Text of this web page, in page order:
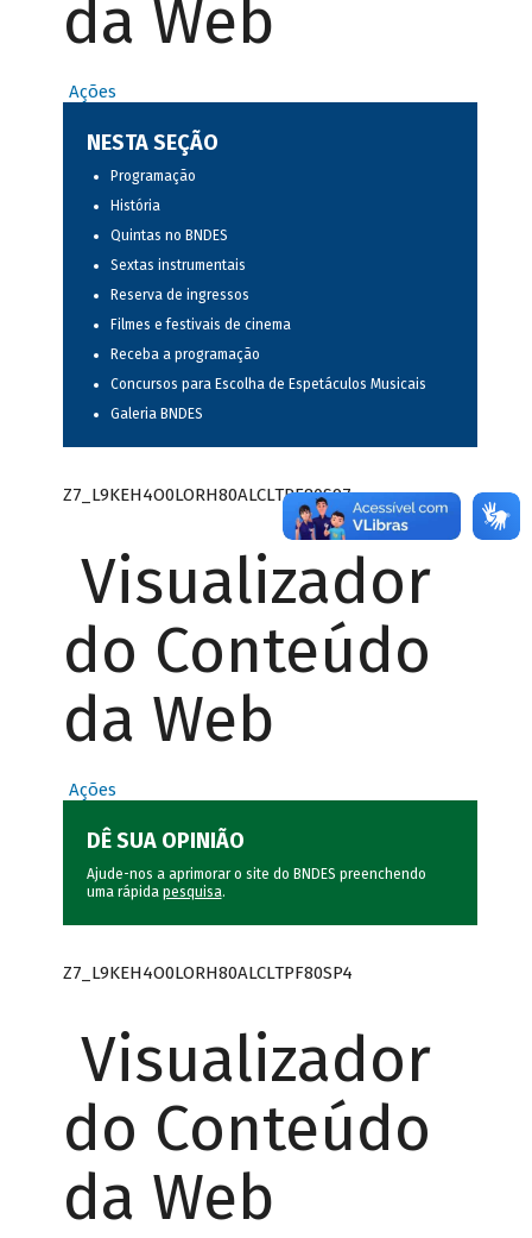
da Web
Ações
NESTA SEÇÃO
Programação
História
Quintas no BNDES
Sextas instrumentais
Reserva de ingressos
Filmes e festivais de cinema
Receba a programação
Concursos para Escolha de Espetáculos Musicais
Galeria BNDES
Z7_L9KEH4O0LORH80ALCLTPF80S97
Visualizador
do Conteúdo
da Web
Ações
DÊ SUA OPINIÃO
Ajude-nos a aprimorar o site do BNDES preenchendo
uma rápida pesquisa.
Z7_L9KEH4O0LORH80ALCLTPF80SP4
Visualizador
do Conteúdo
da Web